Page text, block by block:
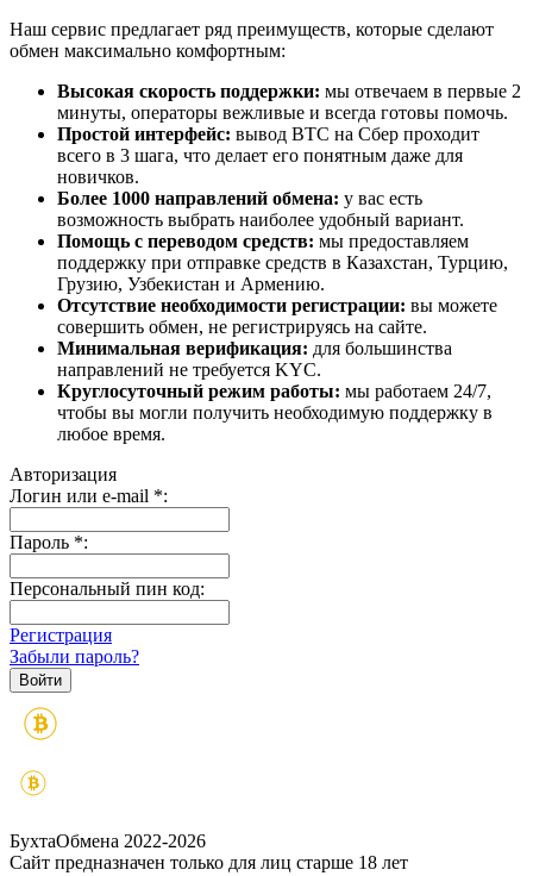
Наш сервис предлагает ряд преимуществ, которые сделают
обмен максимально комфортным:
Высокая скорость поддержки: мы отвечаем в первые 2
минуты, операторы вежливые и всегда готовы помочь.
Простой интерфейс: вывод BTC на Сбер проходит
всего в 3 шага, что делает его понятным даже для
новичков.
Более 1000 направлений обмена: у вас есть
возможность выбрать наиболее удобный вариант.
Помощь с переводом средств: мы предоставляем
поддержку при отправке средств в Казахстан, Турцию,
Грузию, Узбекистан и Армению.
Отсутствие необходимости регистрации: вы можете
совершить обмен, не регистрируясь на сайте.
Минимальная верификация: для большинства
направлений не требуется KYC.
Круглосуточный режим работы: мы работаем 24/7,
чтобы вы могли получить необходимую поддержку в
любое время.
Авторизация
Логин или e-mail *:
Пароль *:
Персональный пин код:
Регистрация
Забыли пароль?
БухтаОбмена 2022-2026
Сайт предназначен только для лиц старше 18 лет